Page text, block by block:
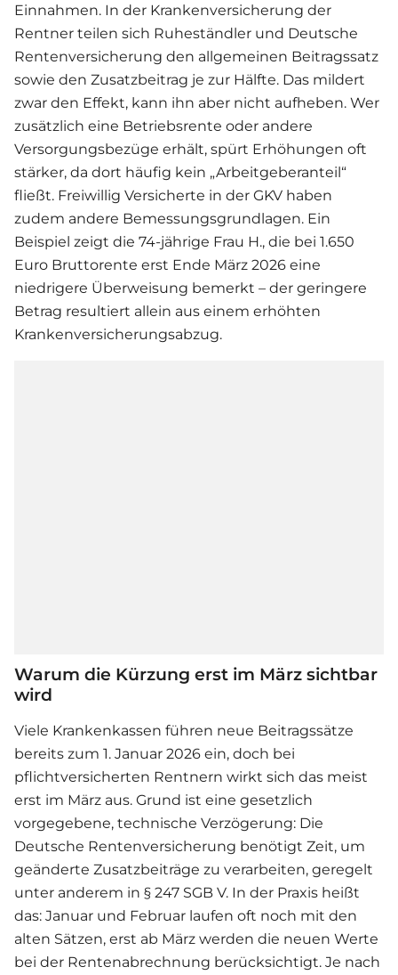
Einnahmen. In der Krankenversicherung der
Rentner teilen sich Ruheständler und Deutsche
Rentenversicherung den allgemeinen Beitragssatz
sowie den Zusatzbeitrag je zur Hälfte. Das mildert
zwar den Effekt, kann ihn aber nicht aufheben. Wer
zusätzlich eine Betriebsrente oder andere
Versorgungsbezüge erhält, spürt Erhöhungen oft
stärker, da dort häufig kein „Arbeitgeberanteil“
fließt. Freiwillig Versicherte in der GKV haben
zudem andere Bemessungsgrundlagen. Ein
Beispiel zeigt die 74-jährige Frau H., die bei 1.650
Euro Bruttorente erst Ende März 2026 eine
niedrigere Überweisung bemerkt – der geringere
Betrag resultiert allein aus einem erhöhten
Krankenversicherungsabzug.
Warum die Kürzung erst im März sichtbar
wird
Viele Krankenkassen führen neue Beitragssätze
bereits zum 1. Januar 2026 ein, doch bei
pflichtversicherten Rentnern wirkt sich das meist
erst im März aus. Grund ist eine gesetzlich
vorgegebene, technische Verzögerung: Die
Deutsche Rentenversicherung benötigt Zeit, um
geänderte Zusatzbeiträge zu verarbeiten, geregelt
unter anderem in § 247 SGB V. In der Praxis heißt
das: Januar und Februar laufen oft noch mit den
alten Sätzen, erst ab März werden die neuen Werte
bei der Rentenabrechnung berücksichtigt. Je nach